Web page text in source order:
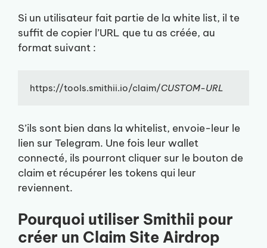
Si un utilisateur fait partie de la white list, il te
suffit de copier l’URL que tu as créée, au
format suivant :
https://tools.smithii.io/claim/CUSTOM-URL
S’ils sont bien dans la whitelist, envoie-leur le
lien sur Telegram. Une fois leur wallet
connecté, ils pourront cliquer sur le bouton de
claim et récupérer les tokens qui leur
reviennent.
Pourquoi utiliser Smithii pour
créer un Claim Site Airdrop